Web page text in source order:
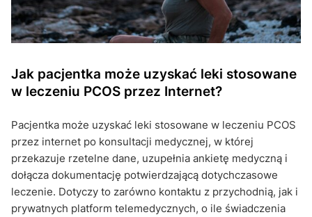
Jak pacjentka może uzyskać leki stosowane
w leczeniu PCOS przez Internet?
Pacjentka może uzyskać leki stosowane w leczeniu PCOS
przez internet po konsultacji medycznej, w której
przekazuje rzetelne dane, uzupełnia ankietę medyczną i
dołącza dokumentację potwierdzającą dotychczasowe
leczenie. Dotyczy to zarówno kontaktu z przychodnią, jak i
prywatnych platform telemedycznych, o ile świadczenia